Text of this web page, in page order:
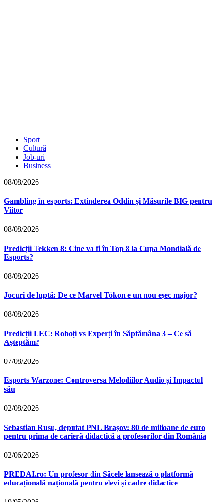
Sport
Cultură
Job-uri
Business
08/08/2026
Gambling în esports: Extinderea Oddin și Măsurile BIG pentru
Viitor
08/08/2026
Predicții Tekken 8: Cine va fi în Top 8 la Cupa Mondială de
Esports?
08/08/2026
Jocuri de luptă: De ce Marvel Tōkon e un nou eșec major?
08/08/2026
Predicții LEC: Roboți vs Experți în Săptămâna 3 – Ce să
Așteptăm?
07/08/2026
Esports Warzone: Controversa Melodiilor Audio și Impactul
său
02/08/2026
Sebastian Rusu, deputat PNL Brașov: 80 de milioane de euro
pentru prima de carieră didactică a profesorilor din România
02/06/2026
PREDAI.ro: Un profesor din Săcele lansează o platformă
educațională națională pentru elevi și cadre didactice